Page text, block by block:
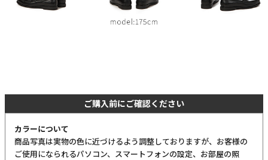
ご購入前にご確認ください
カラーについて
商品写真は実物の色に近づけるよう調整しておりますが、お客様の
ご使用になられるパソコン、スマートフォンの設定、お部屋の照